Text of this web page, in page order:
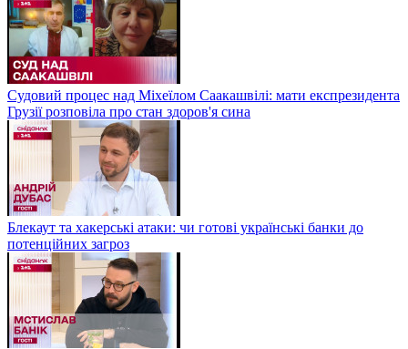
Судовий процес над Міхеїлом Саакашвілі: мати експрезидента
Грузії розповіла про стан здоров'я сина
Блекаут та хакерські атаки: чи готові українські банки до
потенційних загроз